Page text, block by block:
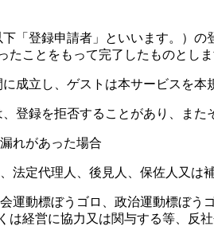
「登録申請者」といいます。）
ことをもって完了したものとしま
成立し、ゲストは本サービスを本
登録を拒否することがあり、また
れがあった場合
定代理人、後見人、保佐人又は
動標ぼうゴロ、政治運動標ぼう
経営に協力又は関与する等、反